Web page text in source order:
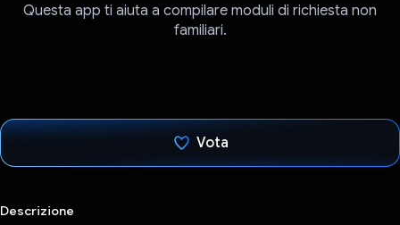
Questa app ti aiuta a compilare moduli di richiesta non
familiari.
Vota
Descrizione